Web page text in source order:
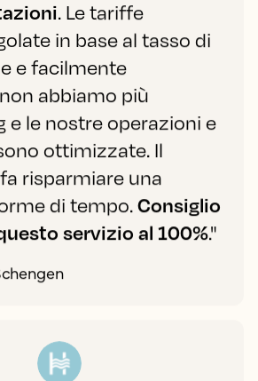
. Le tariffe
in base al tasso di
e facilmente
abbiamo più
e le nostre operazioni e
ottimizzate. Il
risparmiare una
di tempo.Consiglio
servizio al 100%."